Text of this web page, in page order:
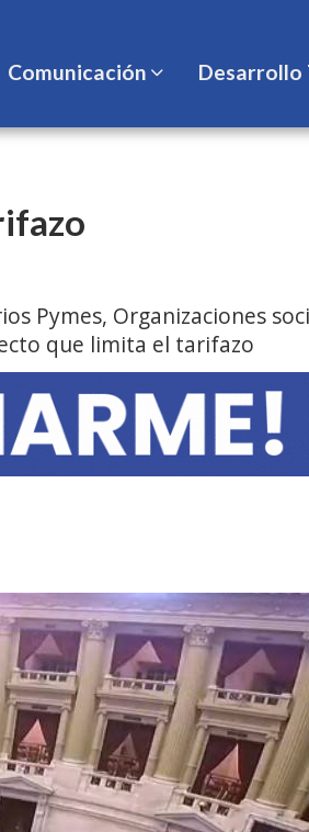
Comunicación
Pymes, Organizaciones
que limita el tarifazo